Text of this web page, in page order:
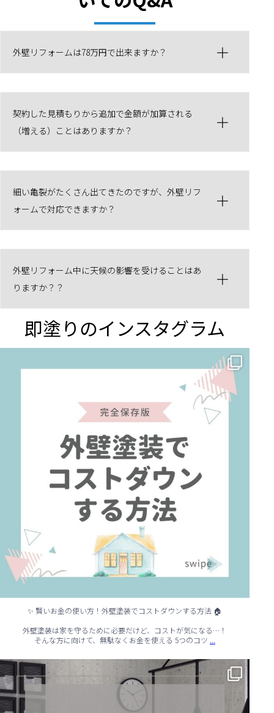
外壁リフォームは78万円で出来ますか？
契約した見積もりから追加で金額が加算される
（増える）ことはありますか？
細い亀裂がたくさん出てきたのですが、外壁リフ
ォームで対応できますか？
外壁リフォーム中に天候の影響を受けることはあ
りますか？？
即塗りのインスタグラム
✨ 賢いお金の使い方！外壁塗装でコストダウンする方法 🏠
✨ 賢いお金の使い方！外壁塗装でコストダウンする方法 🏠
外壁塗装は家を守るために必要だけど、コストが気になる…！
そんな方に向けて、無駄なくお金を使える 5つのコツ ...
✨ シンプルでもおしゃれ！インテリアの引き算テクニック ✨
...